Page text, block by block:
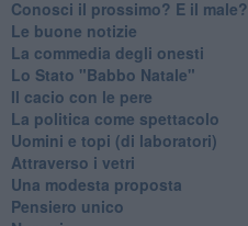
Conosci il prossimo? E il male?
Le buone notizie
La commedia degli onesti
Lo Stato "Babbo Natale"
Il cacio con le pere
La politica come spettacolo
Uomini e topi (di laboratori)
Attraverso i vetri
Una modesta proposta
Pensiero unico